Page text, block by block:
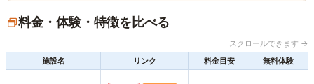
料金・体験・特徴を比べる
スクロールできます →
施設名
リンク 料金目安 無料体験